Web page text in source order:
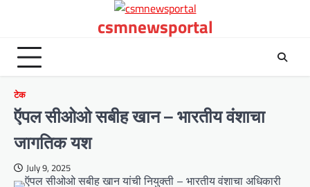
csmnewsportal
टेक
ऍपल सीओओ सबीह खान – भारतीय वंशाचा
जागतिक यश
July 9, 2025